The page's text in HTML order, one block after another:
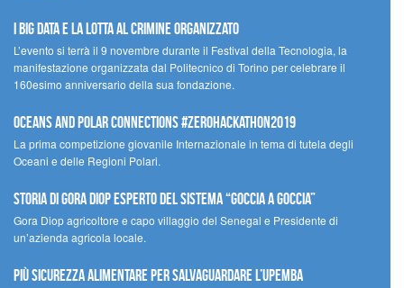
I Big Data e la lotta al crimine organizzato
L’evento si terrà il 9 novembre durante il Festival della Tecnologia, la
manifestazione organizzata dal Politecnico di Torino per celebrare il
160esimo anniversario della sua fondazione.
Oceans and Polar Connections #ZEROHackathon2019
La prima competizione giovanile Internazionale in tema di tutela degli
Oceani e delle Regioni Polari.
STORIA DI GORA DIOP ESPERTO DEL SISTEMA “GOCCIA A GOCCIA”
Gora Diop agricoltore e capo villaggio del Senegal e Presidente di
un’azienda agricola locale.
Più sicurezza alimentare per salvaguardare l’Upemba